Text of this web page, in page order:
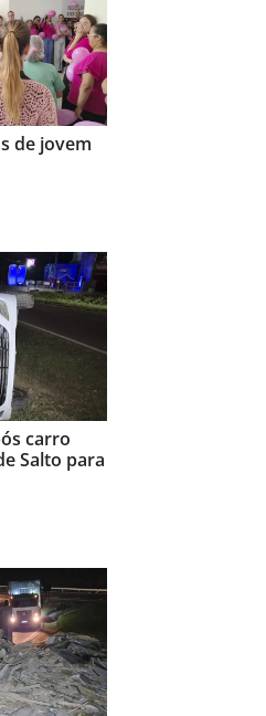
de jovem
carro
Salto para